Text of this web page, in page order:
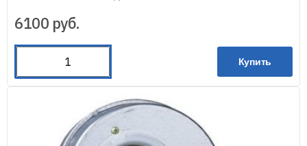
6100 руб.
Купить